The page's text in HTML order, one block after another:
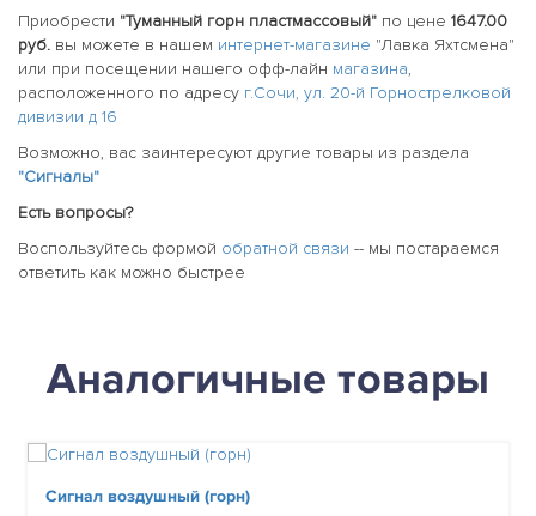
Приобрести "Туманный горн пластмассовый" по цене 1647.00
руб. вы можете в нашем интернет-магазине "Лавка Яхтсмена"
или при посещении нашего офф-лайн магазина,
расположенного по адресу г.Сочи, ул. 20-й Горнострелковой
дивизии д 16
Возможно, вас заинтересуют другие товары из раздела
"Сигналы"
Есть вопросы?
Воспользуйтесь формой обратной связи -- мы постараемся
ответить как можно быстрее
Аналогичные товары
Сигнал воздушный (горн)